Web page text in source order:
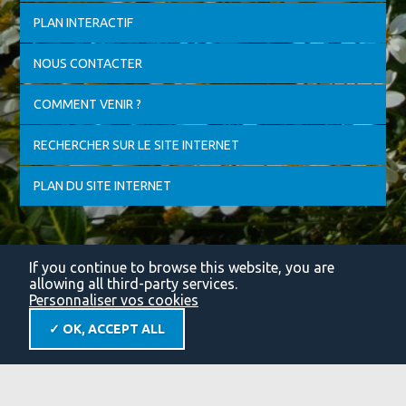
PLAN INTERACTIF
NOUS CONTACTER
COMMENT VENIR ?
RECHERCHER SUR LE SITE INTERNET
PLAN DU SITE INTERNET
If you continue to browse this website, you are
allowing all third-party services.
Personnaliser vos cookies
✓ OK, ACCEPT ALL